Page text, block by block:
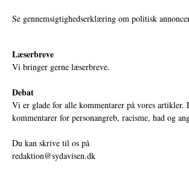
Se gennemsigtighedserklæring om politisk
Læserbreve
Vi bringer gerne læserbreve.
Debat
Vi er glade for alle kommentarer på vores artikler.
kommentarer for personangreb, racisme, had og
Du kan skrive til os på
redaktion@sydavisen.dk